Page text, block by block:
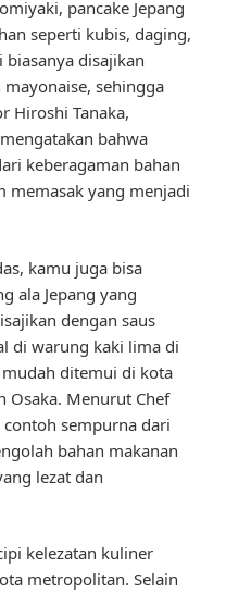
pancake Jepang
seperti kubis, daging,
disajikan
sehingga
Hiroshi Tanaka,
bahwa
keberagaman bahan
memasak yang menjadi
kamu juga bisa
ala Jepang yang
dengan saus
di warung kaki lima di
ditemui di kota
Osaka. Menurut Chef
contoh sempurna dari
bahan makanan
lezat dan
kelezatan kuliner
metropolitan. Selain